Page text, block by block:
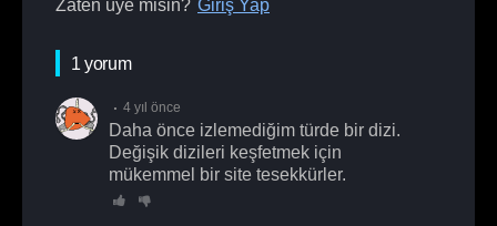
Zaten üye misin? Giriş Yap
1 yorum
4 yıl önce
Daha önce izlemediğim türde bir dizi.
Değişik dizileri keşfetmek için
mükemmel bir site tesekkürler.